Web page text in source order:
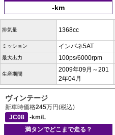
-km
排気量 1368cc
ミッション インパネ5AT
最大出力 100ps/6000rpm
生産期間
2009年09月～201
2年04月
ヴィンテージ
新車時価格245万円(税込)
JC08
-km/L
満タンでどこまで走る？